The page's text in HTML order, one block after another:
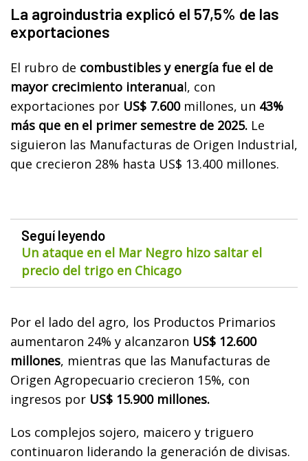
La agroindustria explicó el 57,5% de las
exportaciones
El rubro de combustibles y energía fue el de
mayor crecimiento interanual, con
exportaciones por US$ 7.600 millones, un 43%
más que en el primer semestre de 2025. Le
siguieron las Manufacturas de Origen Industrial,
que crecieron 28% hasta US$ 13.400 millones.
Seguí leyendo
Un ataque en el Mar Negro hizo saltar el
precio del trigo en Chicago
Por el lado del agro, los Productos Primarios
aumentaron 24% y alcanzaron US$ 12.600
millones, mientras que las Manufacturas de
Origen Agropecuario crecieron 15%, con
ingresos por US$ 15.900 millones.
Los complejos sojero, maicero y triguero
continuaron liderando la generación de divisas.